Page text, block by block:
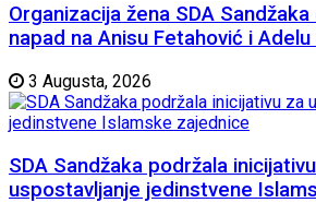
Organizacija žena SDA
napad na Anisu Fetahović i
3 Augusta, 2026
SDA Sandžaka podržala
uspostavljanje jedinstvene